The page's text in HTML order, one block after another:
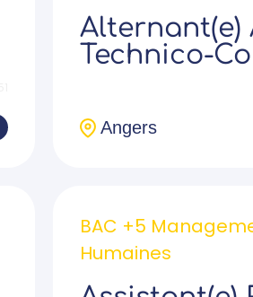
Alternant(e)
Technico-
Angers
BAC +5
Humaines